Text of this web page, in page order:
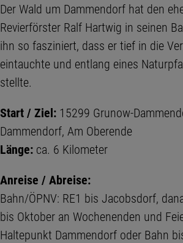
Der Wald um Dammendorf hat den
Revierförster Ralf Hartwig in seinen
ihn so fasziniert, dass er tief in die
eintauchte und entlang eines
stellte.
Start / Ziel: 15299 Grunow-
Dammendorf, Am Oberende
Länge: ca. 6 Kilometer
Anreise / Abreise:
Bahn/ÖPNV: RE1 bis Jacobsdorf,
bis Oktober an Wochenenden und
Haltepunkt Dammendorf oder Bahn